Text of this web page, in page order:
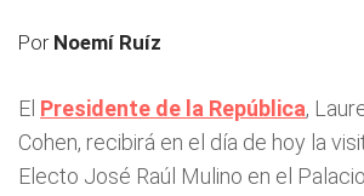
Por Noemí Ruíz
El Presidente de la República,
Cohen, recibirá en el día de hoy la
Electo José Raúl Mulino en el